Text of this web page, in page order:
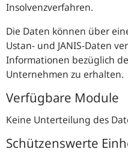
Insolvenzverfahren.
Die Daten können über
Ustan- und JANIS-Daten
Informationen bezüglich
Unternehmen zu erhalten.
Verfügbare Module
Keine Unterteilung des
Schützenswerte